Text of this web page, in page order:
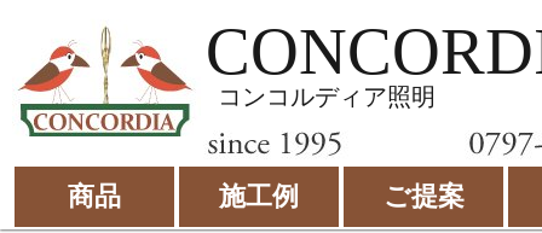
コンコルディア照明
商品 施工例 ご提案